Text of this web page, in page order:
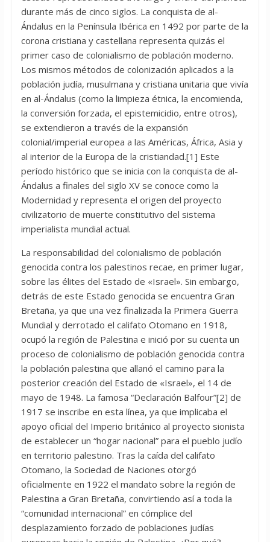
durante más de cinco siglos. La conquista de al-
Ándalus en la Península Ibérica en 1492 por parte de la
corona cristiana y castellana representa quizás el
primer caso de colonialismo de población moderno.
Los mismos métodos de colonización aplicados a la
población judía, musulmana y cristiana unitaria que vivía
en al-Ándalus (como la limpieza étnica, la encomienda,
la conversión forzada, el epistemicidio, entre otros),
se extendieron a través de la expansión
colonial/imperial europea a las Américas, África, Asia y
al interior de la Europa de la cristiandad.[1] Este
período histórico que se inicia con la conquista de al-
Ándalus a finales del siglo XV se conoce como la
Modernidad y representa el origen del proyecto
civilizatorio de muerte constitutivo del sistema
imperialista mundial actual.
La responsabilidad del colonialismo de población
genocida contra los palestinos recae, en primer lugar,
sobre las élites del Estado de «Israel». Sin embargo,
detrás de este Estado genocida se encuentra Gran
Bretaña, ya que una vez finalizada la Primera Guerra
Mundial y derrotado el califato Otomano en 1918,
ocupó la región de Palestina e inició por su cuenta un
proceso de colonialismo de población genocida contra
la población palestina que allanó el camino para la
posterior creación del Estado de «Israel», el 14 de
mayo de 1948. La famosa “Declaración Balfour”[2] de
1917 se inscribe en esta línea, ya que implicaba el
apoyo oficial del Imperio británico al proyecto sionista
de establecer un “hogar nacional” para el pueblo judío
en territorio palestino. Tras la caída del califato
Otomano, la Sociedad de Naciones otorgó
oficialmente en 1922 el mandato sobre la región de
Palestina a Gran Bretaña, convirtiendo así a toda la
“comunidad internacional” en cómplice del
desplazamiento forzado de poblaciones judías